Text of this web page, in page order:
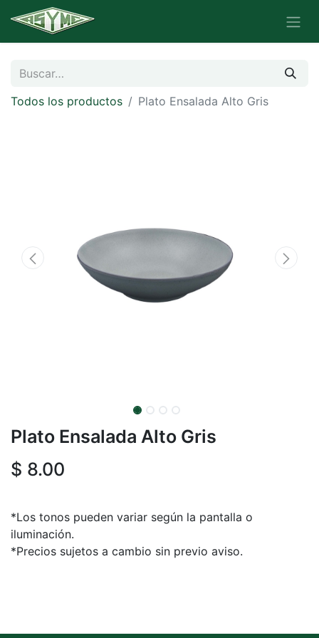
Todos los productos Plato Ensalada Alto Gris
Plato Ensalada Alto Gris
$ 8.00
*Los tonos pueden variar según la pantalla o
iluminación.
*Precios sujetos a cambio sin previo aviso.